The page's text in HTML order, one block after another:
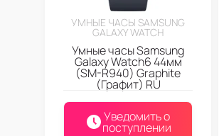
УМНЫЕ ЧАСЫ SAMSUNG
GALAXY WATCH
Умные часы Samsung
Galaxy Watch6 44мм
(SM-R940) Graphite
(Графит) RU
Уведомить о
поступлении